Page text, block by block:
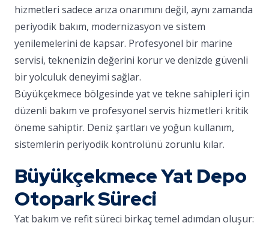
hizmetleri sadece arıza onarımını değil, aynı zamanda
periyodik bakım, modernizasyon ve sistem
yenilemelerini de kapsar. Profesyonel bir marine
servisi, teknenizin değerini korur ve denizde güvenli
bir yolculuk deneyimi sağlar.
Büyükçekmece bölgesinde yat ve tekne sahipleri için
düzenli bakım ve profesyonel servis hizmetleri kritik
öneme sahiptir. Deniz şartları ve yoğun kullanım,
sistemlerin periyodik kontrolünü zorunlu kılar.
Büyükçekmece Yat Depo
Otopark Süreci
Yat bakım ve refit süreci birkaç temel adımdan oluşur: